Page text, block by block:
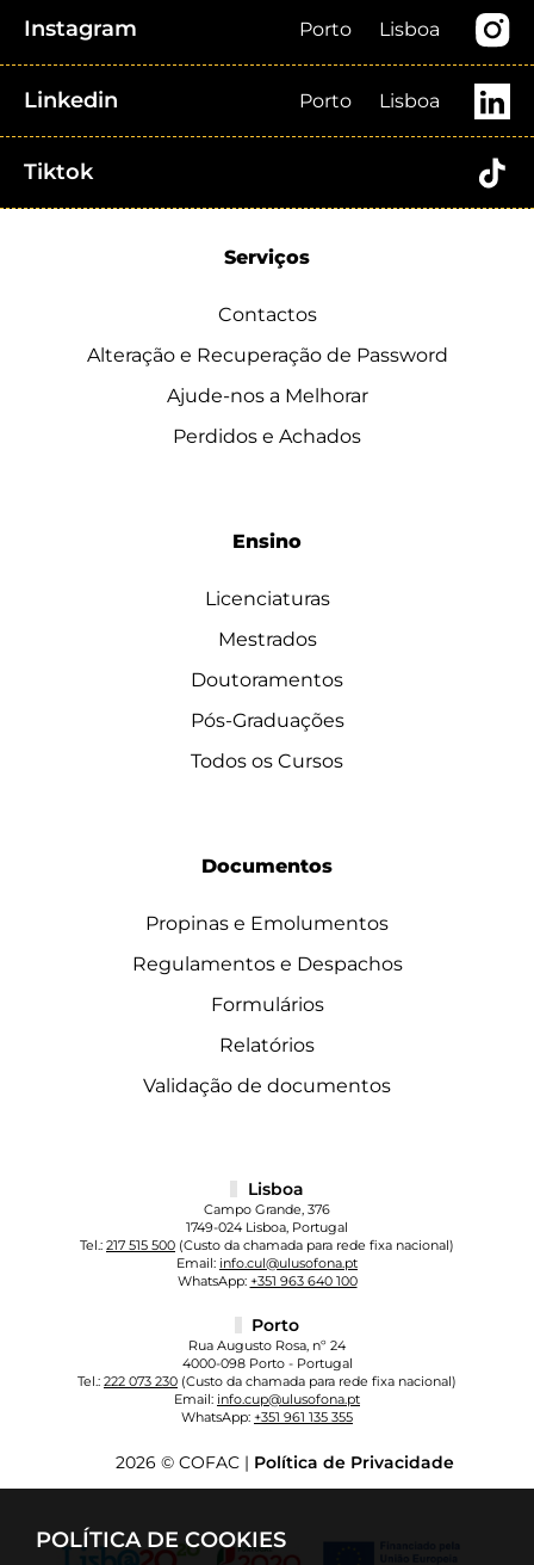
POLÍTICA DE COOKIES
Instagram Porto Lisboa
Linkedin Porto Lisboa
Tiktok
Serviços
Contactos
Alteração e Recuperação de Password
Ajude-nos a Melhorar
Perdidos e Achados
Ensino
Licenciaturas
Mestrados
Doutoramentos
Pós-Graduações
Todos os Cursos
Documentos
Propinas e Emolumentos
Regulamentos e Despachos
Formulários
Relatórios
Validação de documentos
Lisboa
Campo Grande, 376
1749-024 Lisboa, Portugal
Tel.: 217 515 500 (Custo da chamada para rede fixa nacional)
Email: info.cul@ulusofona.pt
WhatsApp: +351 963 640 100
Porto
Rua Augusto Rosa, nº 24
4000-098 Porto - Portugal
Tel.: 222 073 230 (Custo da chamada para rede fixa nacional)
Email: info.cup@ulusofona.pt
WhatsApp: +351 961 135 355
2026 © COFAC | Política de Privacidade